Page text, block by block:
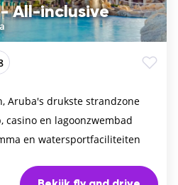
All-inclusive
Aruba's drukste strandzone
casino en lagoonzwembad
en watersportfaciliteiten